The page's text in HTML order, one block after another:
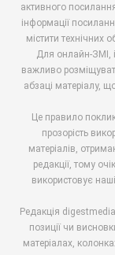
активного
інформації
містити
Для онлайн-ЗМІ,
важливо
абзаці матеріалу,
Це правило
прозорість
матеріалів,
редакції, тому
використовує
Редакція
позиції чи
матеріалах,